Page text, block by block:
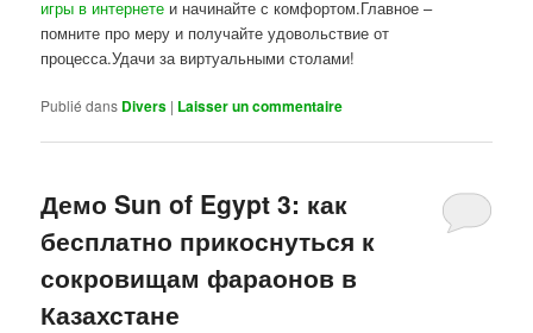
игры в интернете и начинайте с комфортом.Главное –
помните про меру и получайте удовольствие от
процесса.Удачи за виртуальными столами!
Publié dans Divers | Laisser un commentaire
Демо Sun of Egypt 3: как
бесплатно прикоснуться к
сокровищам фараонов в
Казахстане